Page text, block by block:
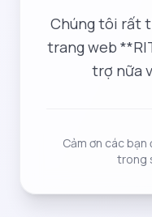
Chúng tôi rất
trang web
trợ nữa
Cảm ơn các
trong